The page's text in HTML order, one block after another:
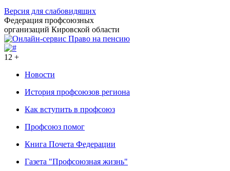
Версия для слабовидящих
Федерация профсоюзных
организаций Кировской области
12 +
Новости
История профсоюзов региона
Как вступить в профсоюз
Профсоюз помог
Книга Почета Федерации
Газета "Профсоюзная жизнь"